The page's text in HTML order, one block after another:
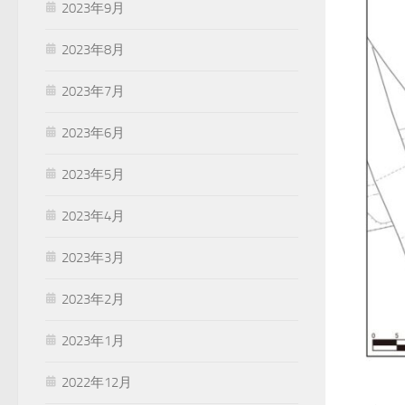
2023年9月
2023年8月
2023年7月
2023年6月
2023年5月
2023年4月
2023年3月
2023年2月
2023年1月
2022年12月